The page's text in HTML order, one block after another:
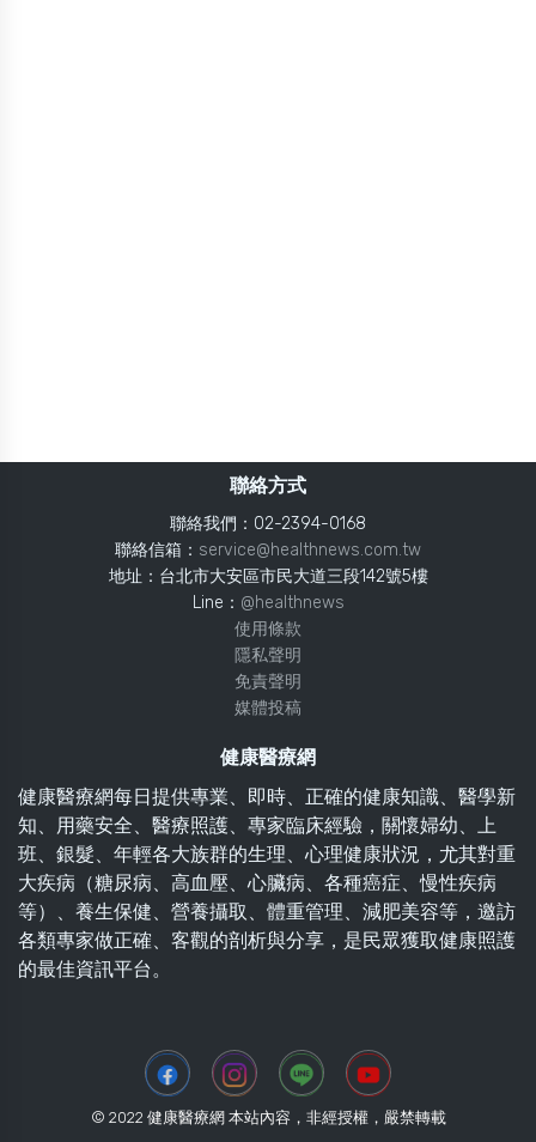
聯絡方式
聯絡我們：02-2394-0168
聯絡信箱： service@healthnews.com.tw
地址：台北市大安區市民大道三段142號5樓
Line： @healthnews
使用條款
隱私聲明
免責聲明
媒體投稿
健康醫療網
健康醫療網每日提供專業、即時、正確的健康知識、醫學新
知、用藥安全、醫療照護、專家臨床經驗，關懷婦幼、上
班、銀髮、年輕各大族群的生理、心理健康狀況，尤其對重
大疾病（糖尿病、高血壓、心臟病、各種癌症、慢性疾病
等）、養生保健、營養攝取、體重管理、減肥美容等，邀訪
各類專家做正確、客觀的剖析與分享，是民眾獲取健康照護
的最佳資訊平台。
© 2022 健康醫療網 本站內容，非經授權，嚴禁轉載